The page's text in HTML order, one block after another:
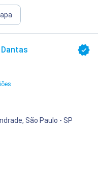
São Paulo - SP